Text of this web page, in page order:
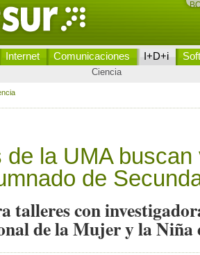
Internet Comunicaciones I+D+i
Ciencia
de la UMA
de
talleres con
de la Mujer y la Niña